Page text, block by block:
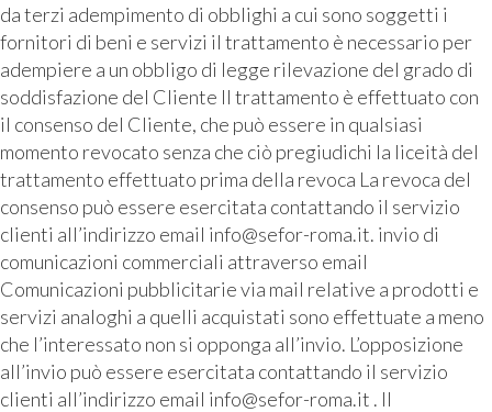
da terzi adempimento di obblighi a cui sono soggetti i
fornitori di beni e servizi il trattamento è necessario per
adempiere a un obbligo di legge rilevazione del grado di
soddisfazione del Cliente Il trattamento è effettuato con
il consenso del Cliente, che può essere in qualsiasi
momento revocato senza che ciò pregiudichi la liceità del
trattamento effettuato prima della revoca La revoca del
consenso può essere esercitata contattando il servizio
clienti all’indirizzo email info@sefor-roma.it. invio di
comunicazioni commerciali attraverso email
Comunicazioni pubblicitarie via mail relative a prodotti e
servizi analoghi a quelli acquistati sono effettuate a meno
che l’interessato non si opponga all’invio. L’opposizione
all’invio può essere esercitata contattando il servizio
clienti all’indirizzo email info@sefor-roma.it . Il